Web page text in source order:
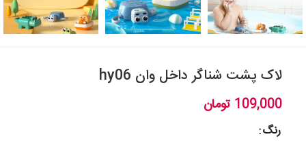
لاک پشت شناگر داخل وان hy06
109,000 تومان
رنگ